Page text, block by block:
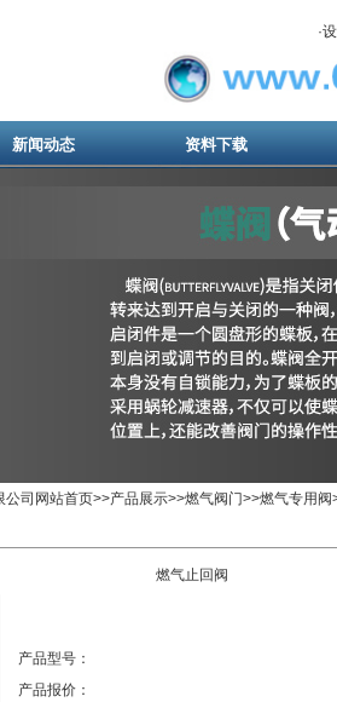
·
新闻动态 资料下载
公司网站首页>>产品展示>>燃气阀门>>燃气专用阀
燃气止回阀
产品型号：
产品报价：